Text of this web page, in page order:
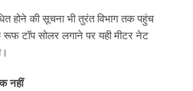
होने की सूचना भी तुरंत विभाग तक पहुंच
रूफ टॉप सोलर लगाने पर यही मीटर नेट
नहीं